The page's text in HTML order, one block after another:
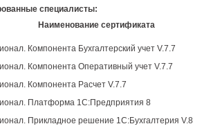
специалисты:
Наименование сертификата
Компонента Бухгалтерский учет V.7.7
Компонента Оперативный учет V.7.7
Компонента Расчет V.7.7
Платформа 1С:Предприятия 8
Прикладное решение 1С:Бухгалтерия V.8